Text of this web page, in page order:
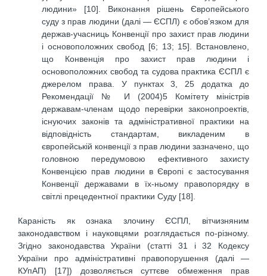
людини» [10]. Виконання рішень Європейського
суду з прав людини (далі — ЄСПЛ) є обов’язком для
держав-учасниць Конвенції про захист прав людини
і основоположних свобод [6; 13; 15]. Встановлено,
що Конвенція про захист прав людини і
основоположних свобод та судова практика ЄСПЛ є
джерелом права. У пунктах 3, 25 додатка до
Рекомендації № И (2004)5 Комітету міністрів
державам-членам щодо перевірки законопроектів,
існуючих законів та адміністративної практики на
відповідність стандартам, викладеним в
європейській конвенції з прав людини зазначено, що
головною передумовою ефективного захисту
Конвенцією прав людини в Європі є застосування
Конвенції державами в їх-ньому правопорядку в
світлі прецедентної практики Суду [18].
Караність як ознака злочину ЄСПЛ, вітчизняним
законодавством і науковцями розглядається по-різному.
Згідно законодавства України (статті 31 і 32 Кодексу
України про адміністративні правопорушення (далі —
КУпАП) [17]) дозволяється суттєве обмеження прав